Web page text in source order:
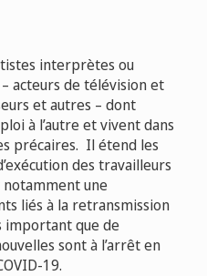
interprètes ou
acteurs de télévision et
et autres – dont
à l’autre et vivent dans
précaires. Il étend les
des travailleurs
notamment une
liés à la retransmission
important que de
sont à l’arrêt en
19.